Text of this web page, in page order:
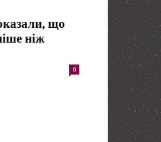
що
ніж
0